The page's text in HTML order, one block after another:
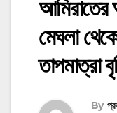
মেঘলা
তাপমাত্রা
By